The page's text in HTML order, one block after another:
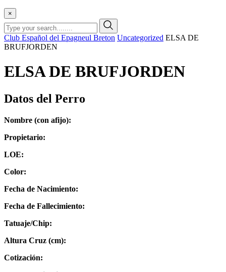
×
Club Español del Epagneul Breton Uncategorized ELSA DE
BRUFJORDEN
ELSA DE BRUFJORDEN
Datos del Perro
Nombre (con afijo):
Propietario:
LOE:
Color:
Fecha de Nacimiento:
Fecha de Fallecimiento:
Tatuaje/Chip:
Altura Cruz (cm):
Cotización: